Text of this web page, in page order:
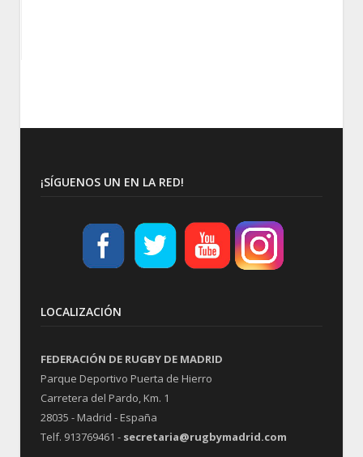
¡SÍGUENOS UN EN LA RED!
LOCALIZACIÓN
FEDERACIÓN DE RUGBY DE MADRID
Parque Deportivo Puerta de Hierro
Carretera del Pardo, Km. 1
28035 - Madrid - España
Telf. 913769461 - secretaria@rugbymadrid.com